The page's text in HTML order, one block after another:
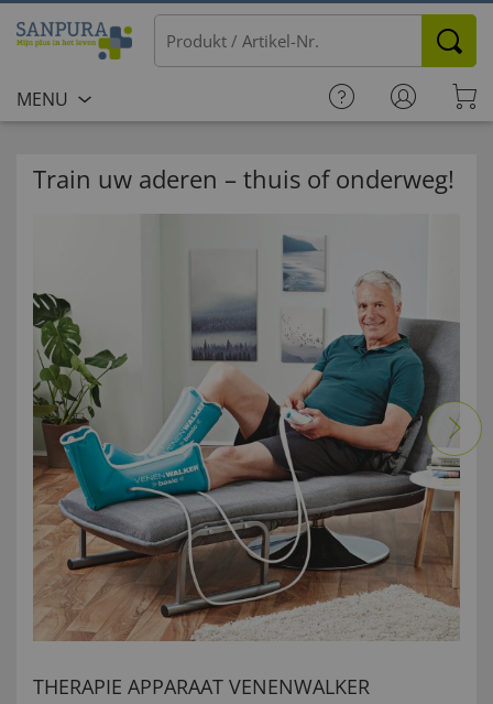
MENU
Train uw aderen – thuis of onderweg!
THERAPIE APPARAAT VENENWALKER